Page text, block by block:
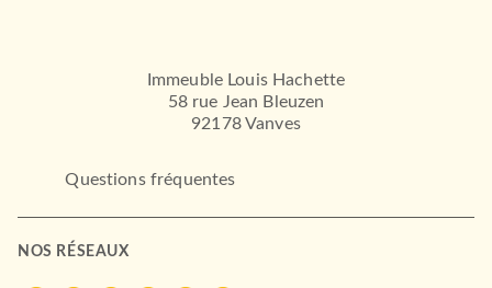
Immeuble Louis Hachette
58 rue Jean Bleuzen
92178 Vanves
Questions fréquentes
NOS RÉSEAUX